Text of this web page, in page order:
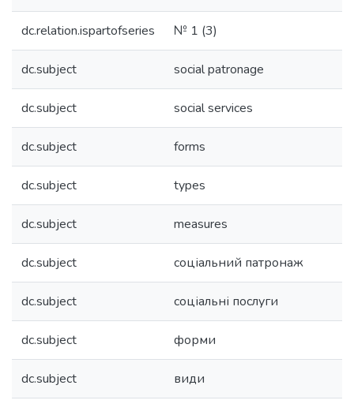
dc.relation.ispartofseries № 1 (3)
dc.subject social patronage
dc.subject social services
dc.subject forms
dc.subject types
dc.subject measures
dc.subject соціальний патронаж
dc.subject соціальні послуги
dc.subject форми
dc.subject види